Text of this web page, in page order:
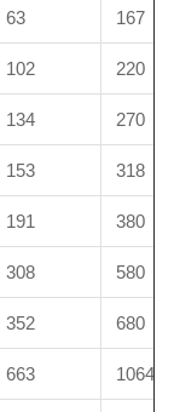
63 167
102 220
134 270
153 318
191 380
308 580
352 680
663 1064